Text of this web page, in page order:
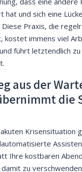
hat und sich eine
Praxis, die
kostet immens viel
führt letztendlich
aus der
die
Krisensituation
Ihre kostbaren
zu